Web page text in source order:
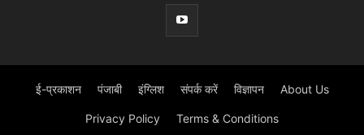
ई-प्रकाशन पंजाबी इंग्लिश संपर्क करें विज्ञापन About Us
Privacy Policy Terms & Conditions